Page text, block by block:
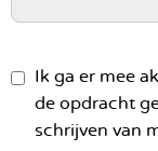
d
e
i
Ik ga er mee
de opdracht
schrijven van